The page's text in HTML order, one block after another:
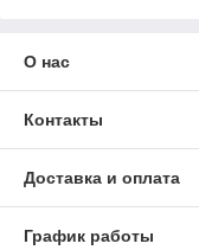
О нас
Контакты
Доставка и оплата
График работы